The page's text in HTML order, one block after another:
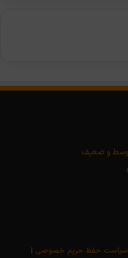
سیاست حفظ حریم خصوصی |